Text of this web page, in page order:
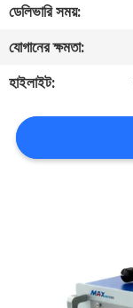
মান
নিয়ন্ত্রণ
যোগাযোগ
করুন
ডেলিভারি সময়:
যোগানের ক্ষমতা:
হাইলাইট: